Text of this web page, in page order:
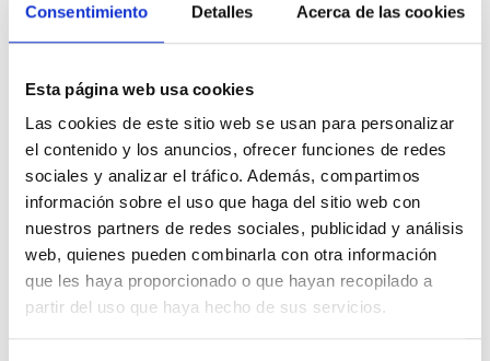
Consentimiento Detalles Acerca de las cookies
Esta página web usa cookies
Las cookies de este sitio web se usan para personalizar
el contenido y los anuncios, ofrecer funciones de redes
sociales y analizar el tráfico. Además, compartimos
información sobre el uso que haga del sitio web con
nuestros partners de redes sociales, publicidad y análisis
web, quienes pueden combinarla con otra información
que les haya proporcionado o que hayan recopilado a
partir del uso que haya hecho de sus servicios.
Temperatura de batería
-20°C ~ +60°C
Peso(Kg)
38Kg
Comunicación
RS485 | CAN
Diseño de vida
+15 años (25°C)
>6000 25°C
Esquema Pylontech US5000 Pack 4 Baterías de litio
4800WH 48V más Rack 19"